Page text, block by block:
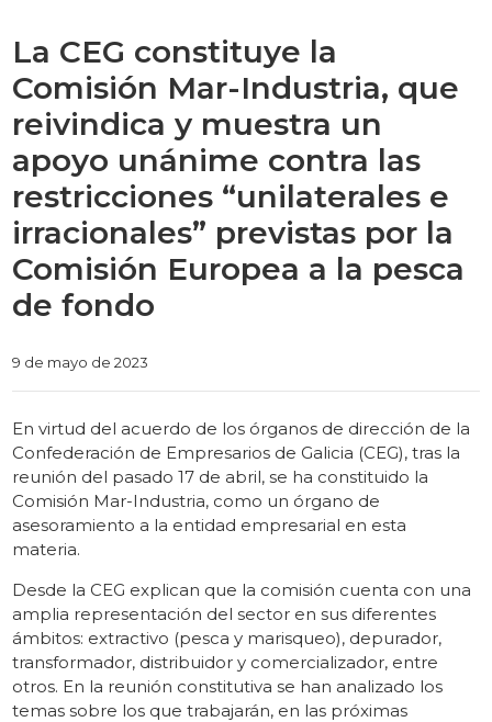
La CEG constituye la
Comisión Mar-Industria, que
reivindica y muestra un
apoyo unánime contra las
restricciones “unilaterales e
irracionales” previstas por la
Comisión Europea a la pesca
de fondo
9 de mayo de 2023
En virtud del acuerdo de los órganos de dirección de la
Confederación de Empresarios de Galicia (CEG), tras la
reunión del pasado 17 de abril, se ha constituido la
Comisión Mar-Industria, como un órgano de
asesoramiento a la entidad empresarial en esta
materia.
Desde la CEG explican que la comisión cuenta con una
amplia representación del sector en sus diferentes
ámbitos: extractivo (pesca y marisqueo), depurador,
transformador, distribuidor y comercializador, entre
otros. En la reunión constitutiva se han analizado los
temas sobre los que trabajarán, en las próximas